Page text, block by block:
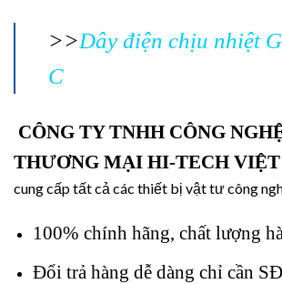
>>Dây điện chịu nhiệt
C
CÔNG TY TNHH CÔNG
THƯƠNG MẠI HI-TECH
cung cấp tất cả các thiết bị vật tư công
100% chính hãng, chất lượng
Đổi trả hàng dễ dàng chỉ cần